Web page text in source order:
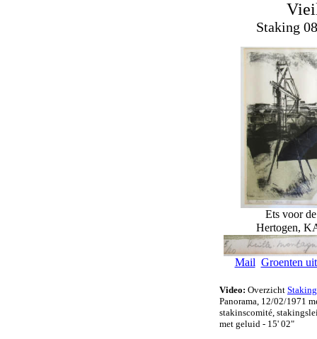
Staking
Ets voor
Hertogen,
Mail Groenten
Video: Overzicht
Panorama, 12/02/1971
stakinscomité,
met geluid - 15' 02"